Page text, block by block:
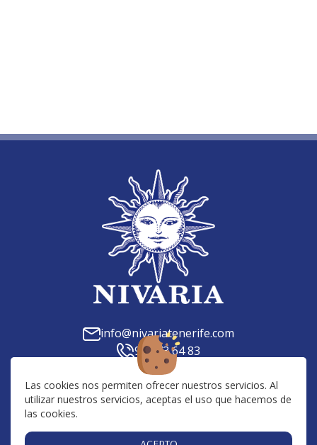
Las cookies nos permiten ofrecer nuestros servicios. Al
utilizar nuestros servicios, aceptas el uso que hacemos de
las cookies.
info@nivariatenerife.com
922 73 64 83
C. Tilena, 23, 38639, Las Chafiras, Santa Cruz de
Tenerife
Av. San Francisco, 10, 38650, Los Cristianos, Santa
Centro Comercial San Blas, 38639, Golf del Sur,